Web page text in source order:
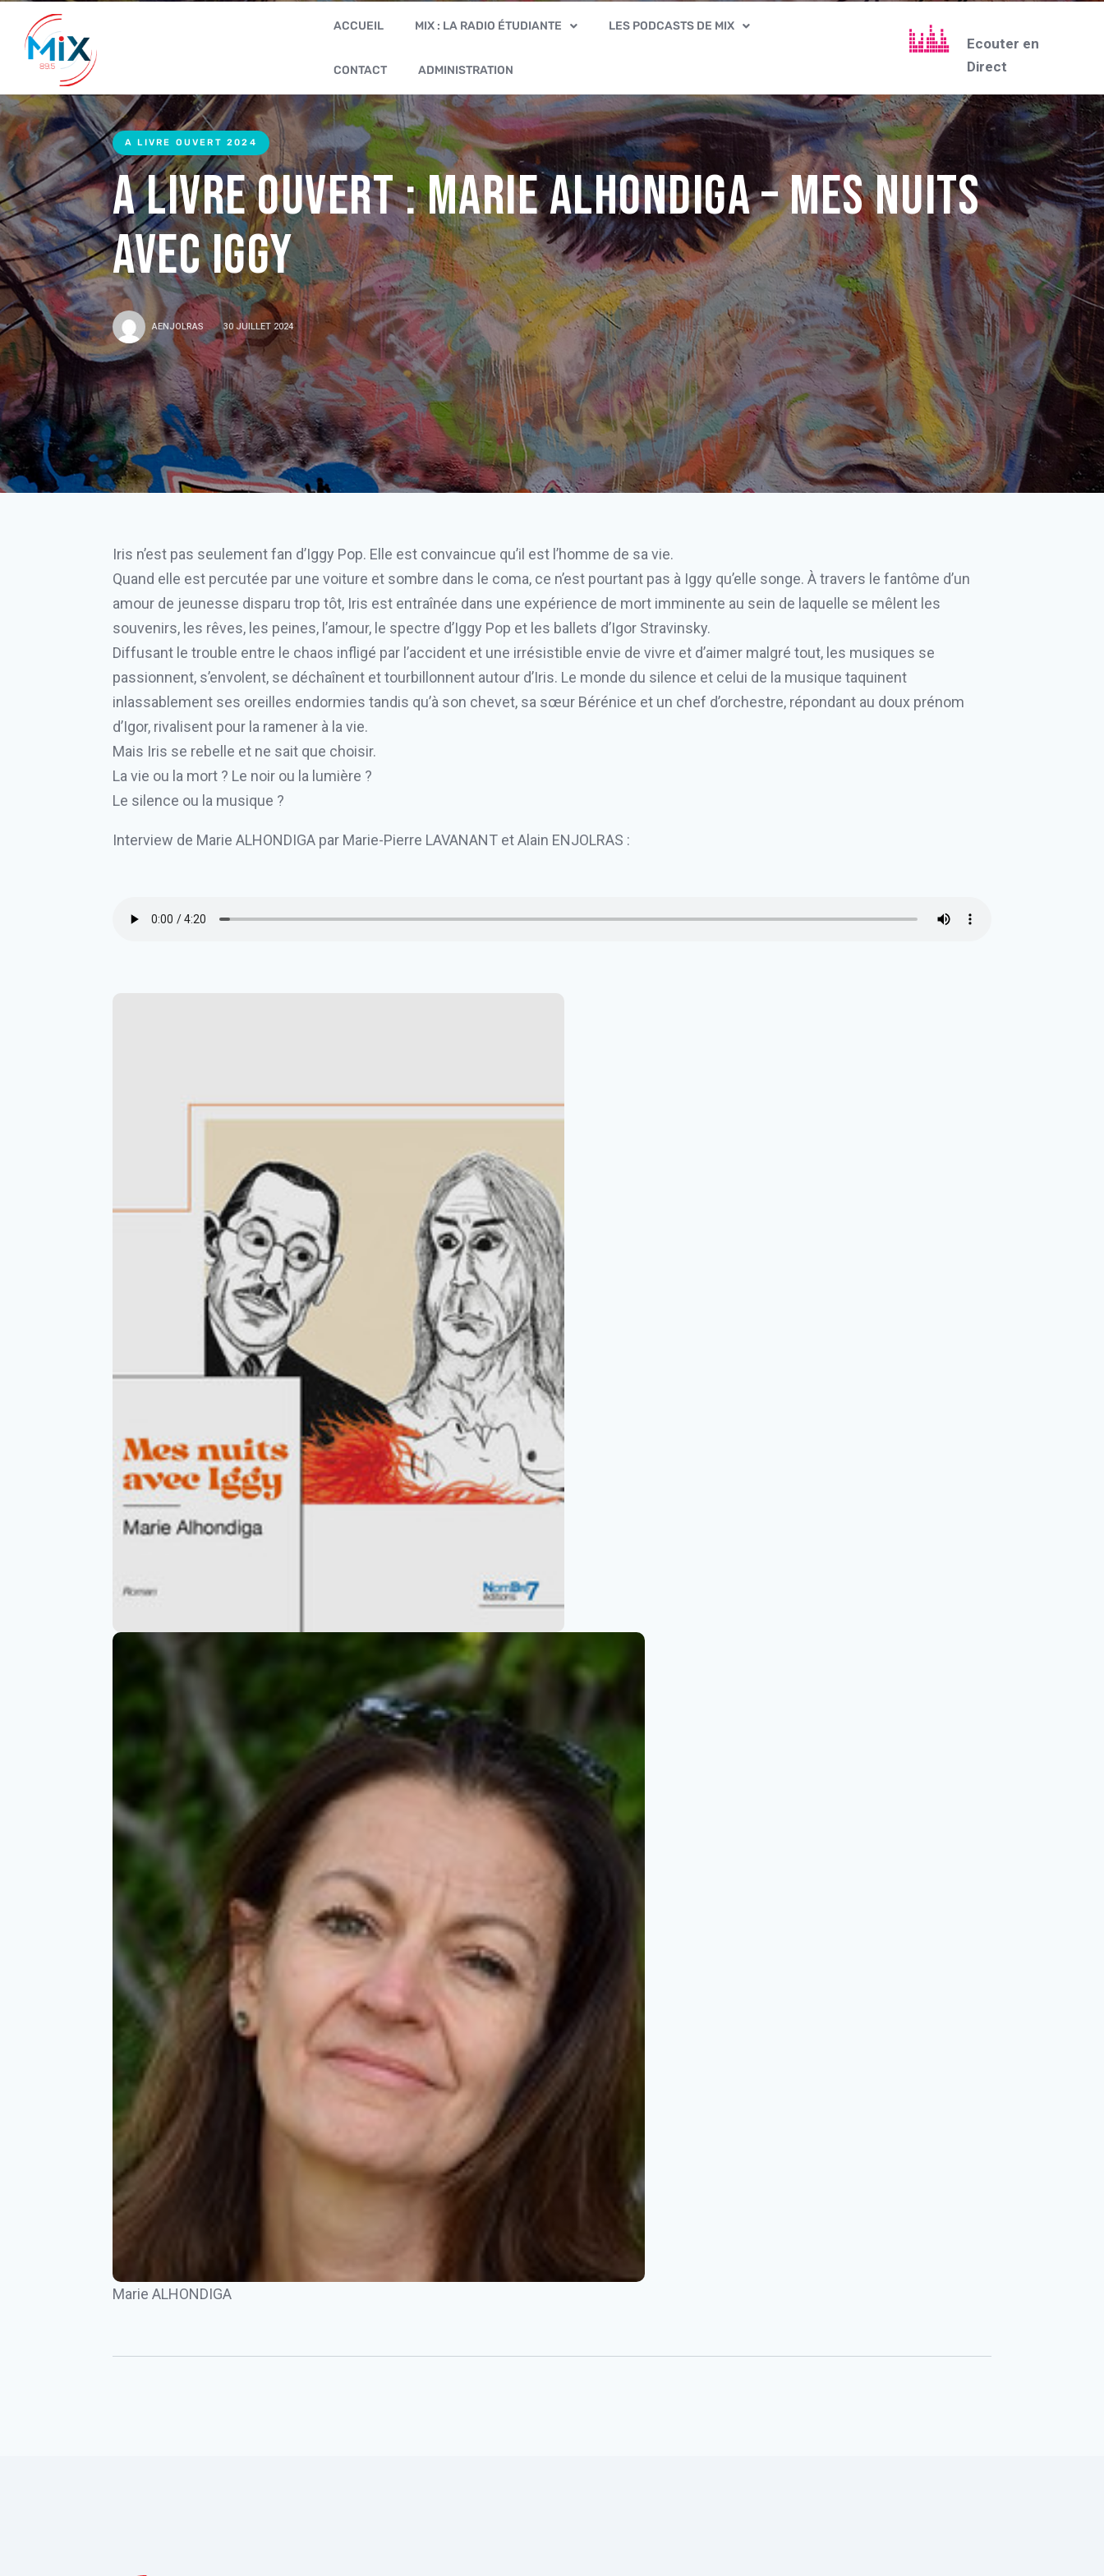
ACCUEIL MIX : LA RADIO ÉTUDIANTE LES PODCASTS DE MIX
CONTACT ADMINISTRATION
Ecouter en
Direct
A LIVRE OUVERT 2024
A Livre Ouvert : Marie ALHONDIGA – Mes nuits
avec Iggy
AENJOLRAS 30 JUILLET 2024
Iris n’est pas seulement fan d’Iggy Pop. Elle est convaincue qu’il est l’homme de sa vie.
Quand elle est percutée par une voiture et sombre dans le coma, ce n’est pourtant pas à Iggy qu’elle songe. À travers le fantôme d’un
amour de jeunesse disparu trop tôt, Iris est entraînée dans une expérience de mort imminente au sein de laquelle se mêlent les
souvenirs, les rêves, les peines, l’amour, le spectre d’Iggy Pop et les ballets d’Igor Stravinsky.
Diffusant le trouble entre le chaos infligé par l’accident et une irrésistible envie de vivre et d’aimer malgré tout, les musiques se
passionnent, s’envolent, se déchaînent et tourbillonnent autour d’Iris. Le monde du silence et celui de la musique taquinent
inlassablement ses oreilles endormies tandis qu’à son chevet, sa sœur Bérénice et un chef d’orchestre, répondant au doux prénom
d’Igor, rivalisent pour la ramener à la vie.
Mais Iris se rebelle et ne sait que choisir.
La vie ou la mort ? Le noir ou la lumière ?
Le silence ou la musique ?
Interview de Marie ALHONDIGA par Marie-Pierre LAVANANT et Alain ENJOLRAS :
Marie ALHONDIGA